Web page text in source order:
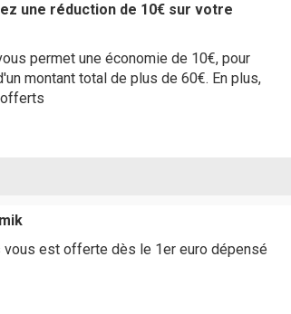
une réduction de 10€ sur votre
permet une économie de 10€, pour
montant total de plus de 60€. En plus,
vous est offerte dès le 1er euro dépensé